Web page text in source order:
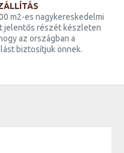
m2-es nagykereskedelmi
jelentős részét készleten
az országban a
biztosítjuk önnek.